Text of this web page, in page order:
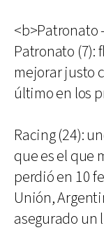
<b>Patronato
Patronato (7):
mejorar justo
último en los
Racing (24):
que es el que
perdió en 10
Unión,
asegurado un